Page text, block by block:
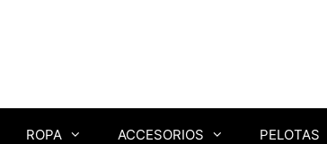
ROPA ACCESORIOS PELOTAS